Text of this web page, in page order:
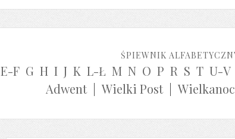
ŚPIEWNIK
E-F G H I J K L-Ł M N O P R S T U-V
Adwent| Wielki Post| Wielkanoc